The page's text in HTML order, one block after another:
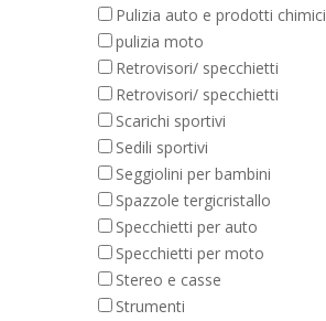
Pulizia auto e prodotti chimici
pulizia moto
Retrovisori/ specchietti
Retrovisori/ specchietti
Scarichi sportivi
Sedili sportivi
Seggiolini per bambini
Spazzole tergicristallo
Specchietti per auto
Specchietti per moto
Stereo e casse
Strumenti